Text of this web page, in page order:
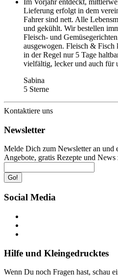
Im Vorjahr entdeckt,
Lieferung erfolgt in dem
Fahrer sind nett. Alle
und gekühlt. Wir bestellen
Fleisch- und
ausgewogen. Fleisch & Fisch
in der Regel nur 5 Tage
vielfältig, lecker und auch für
Sabina
5 Sterne
Kontaktiere uns
Newsletter
Melde Dich zum Newsletter an und
Angebote, gratis Rezepte und News
Go!
Social Media
Hilfe und Kleingedrucktes
Wenn Du noch Fragen hast, schau